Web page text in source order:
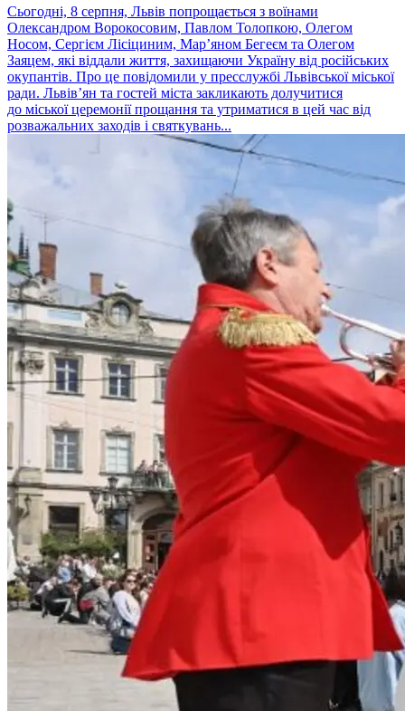
Сьогодні, 8 серпня, Львів попрощається з воїнами
Олександром Ворокосовим, Павлом Толопкою, Олегом
Носом, Сергієм Лісіциним, Марʼяном Бегеєм та Олегом
Заяцем, які віддали життя, захищаючи Україну від російських
окупантів. Про це повідомили у пресслужбі Львівської міської
ради. Львів’ян та гостей міста закликають долучитися
до міської церемонії прощання та утриматися в цей час від
розважальних заходів і святкувань...